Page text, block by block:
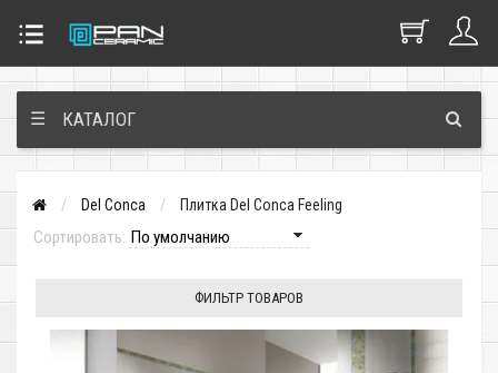
☰ КАТАЛОГ
Del Conca Плитка Del Conca Feeling
Сортировать:
ФИЛЬТР ТОВАРОВ